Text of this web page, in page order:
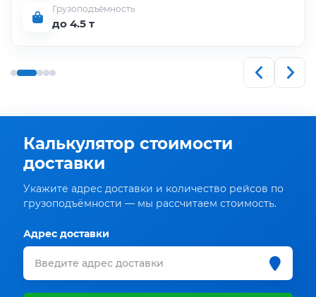
Грузоподъёмность
до 4.5 т
Калькулятор стоимости
доставки
Укажите адрес доставки и количество рейсов по
грузоподъёмности — мы рассчитаем стоимость.
Адрес доставки